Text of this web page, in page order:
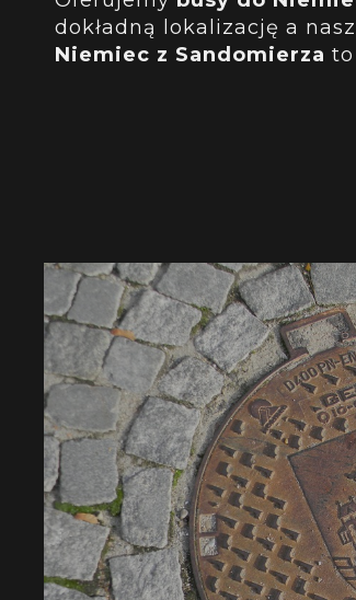
dokładną lokalizację a
Niemiec z Sandomierza